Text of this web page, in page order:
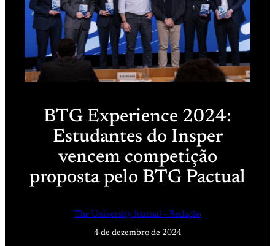
BTG Experience 2024:
Estudantes do Insper
vencem competição
proposta pelo BTG Pactual
The University Journal – Redação
4 de dezembro de 2024